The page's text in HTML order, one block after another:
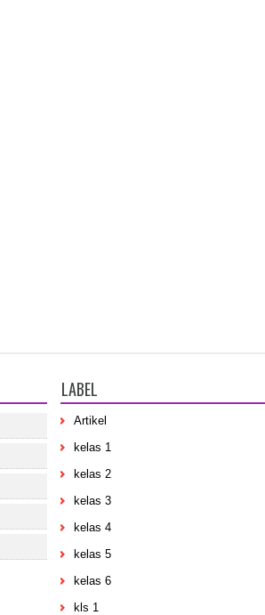
LABEL
Artikel
kelas 1
kelas 2
kelas 3
kelas 4
kelas 5
kelas 6
kls 1